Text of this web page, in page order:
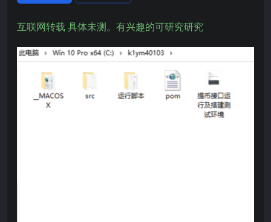
互联网转载 具体未测。有兴趣的可研究研究